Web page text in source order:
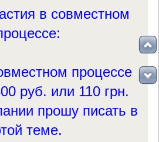
в совместном
процессе
руб. или 110 грн.
прошу писать в
теме.